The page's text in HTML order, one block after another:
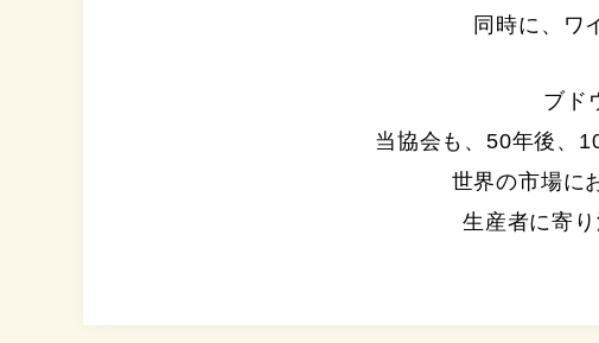
同時に、ワ
ブド
当協会も、50年後、
世界の市場に
生産者に寄